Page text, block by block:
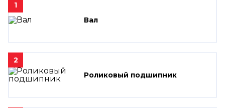
1
Вал
2
Роликовый подшипник